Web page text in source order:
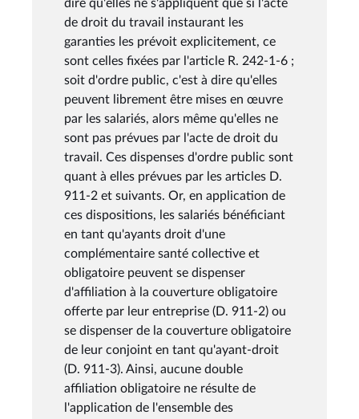
dire qu'elles ne s'appliquent que si l'acte
de droit du travail instaurant les
garanties les prévoit explicitement, ce
sont celles fixées par l'article R. 242-1-6 ;
soit d'ordre public, c'est à dire qu'elles
peuvent librement être mises en œuvre
par les salariés, alors même qu'elles ne
sont pas prévues par l'acte de droit du
travail. Ces dispenses d'ordre public sont
quant à elles prévues par les articles D.
911-2 et suivants. Or, en application de
ces dispositions, les salariés bénéficiant
en tant qu'ayants droit d'une
complémentaire santé collective et
obligatoire peuvent se dispenser
d'affiliation à la couverture obligatoire
offerte par leur entreprise (D. 911-2) ou
se dispenser de la couverture obligatoire
de leur conjoint en tant qu'ayant-droit
(D. 911-3). Ainsi, aucune double
affiliation obligatoire ne résulte de
l'application de l'ensemble des